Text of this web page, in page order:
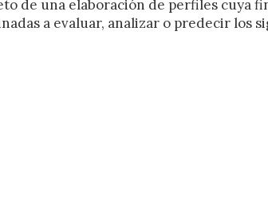
de una elaboración de perfiles cuya
a evaluar, analizar o predecir los